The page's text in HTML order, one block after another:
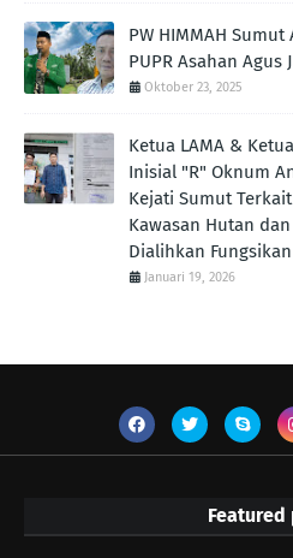
PW HIMMAH
PUPR Asahan Agus
Oktober 23, 2025
Ketua LAMA &
Inisial "R" Oknum
Kejati Sumut
Kawasan Hutan
Dialihkan
Januari 19, 2026
Featured